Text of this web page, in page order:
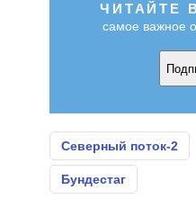
ЧИТАЙТЕ В
самое важное
Северный поток-2
Бундестаг